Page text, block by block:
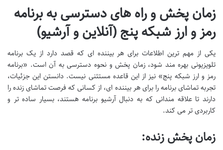
زمان پخش و راه های دسترسی به برنامه
رمز و ارز شبکه پنج (آنلاین و آرشیو)
یکی از مهم ترین اطلاعات برای هر بیننده ای که قصد دارد از یک برنامه
تلویزیونی بهره مند شود، زمان پخش و نحوه دسترسی به آن است. «برنامه
رمز و ارز شبکه پنج» نیز از این قاعده مستثنی نیست. دانستن این جزئیات،
تجربه تماشای برنامه را برای هر بیننده ای، از کسانی که فرصت تماشای زنده را
دارند تا علاقه مندانی که به دنبال آرشیو برنامه هستند، بسیار ساده تر و
کاربردی تر می کند.
زمان پخش زنده: